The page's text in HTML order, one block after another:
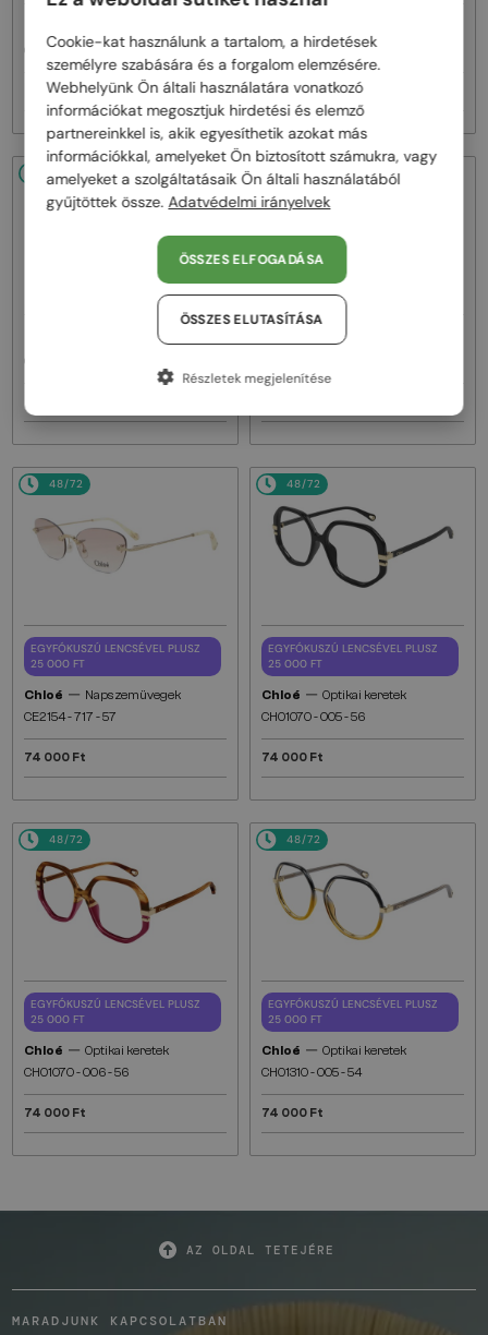
CH0081S - 002 - 55
62 000 Ft
CH0082S - 005 - 57
62 000 Ft
48/72
Napszemüvegek
CH0125SA - 004 - 57
48/72 -34%
Napszemüvegek
48/72
EGYFÓKUSZÚ LENCSÉVEL PLUSZ
25 000 FT
Chloé — Napszemüvegek
CE2154 - 717 - 57
74 000 Ft
48/72
EGYFÓKUSZÚ LENCSÉVEL PLUSZ
25 000 FT
Chloé — Optikai keretek
CH0107O - 005 - 56
74 000 Ft
48/72
EGYFÓKUSZÚ LENCSÉVEL PLUSZ
25 000 FT
Chloé — Optikai keretek
CH0107O - 006 - 56
74 000 Ft
48/72
EGYFÓKUSZÚ LENCSÉVEL PLUSZ
25 000 FT
Chloé — Optikai keretek
CH0131O - 005 - 54
74 000 Ft
AZ OLDAL TETEJÉRE
MARADJUNK KAPCSOLATBAN
Cookie-kat használunk a tartalom, a hirdetések
személyre szabására és a forgalom elemzésére.
Webhelyünk Ön általi használatára vonatkozó
információkat megosztjuk hirdetési és elemző
partnereinkkel is, akik egyesíthetik azokat más
információkkal, amelyeket Ön biztosított számukra, vagy
amelyeket a szolgáltatásaik Ön általi használatából
gyűjtöttek össze. Adatvédelmi irányelvek
ÖSSZES ELFOGADÁSA
ÖSSZES ELUTASÍTÁSA
Részletek megjelenítése